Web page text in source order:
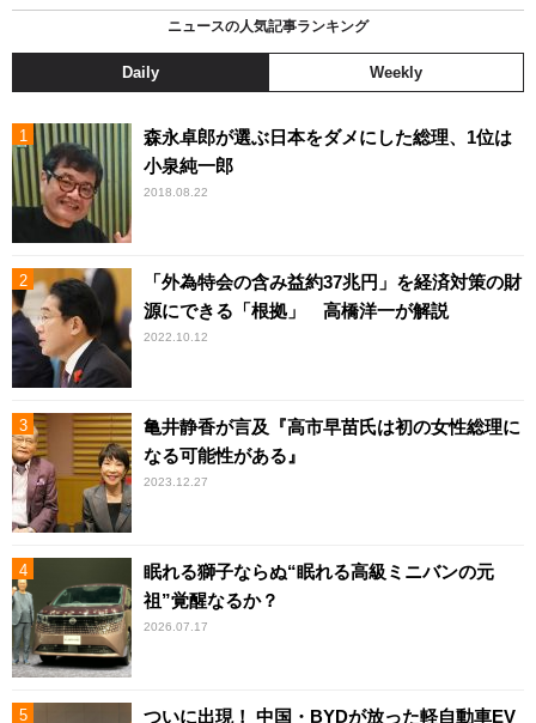
ニュースの人気記事ランキング
Daily Weekly
森永卓郎が選ぶ日本をダメにした総理、1位は
小泉純一郎
2018.08.22
「外為特会の含み益約37兆円」を経済対策の財
源にできる「根拠」 高橋洋一が解説
2022.10.12
亀井静香が言及『高市早苗氏は初の女性総理に
なる可能性がある』
2023.12.27
眠れる獅子ならぬ“眠れる高級ミニバンの元
祖”覚醒なるか？
2026.07.17
ついに出現！ 中国・BYDが放った軽自動車EV